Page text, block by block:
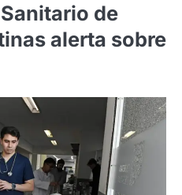
de
alerta sobre